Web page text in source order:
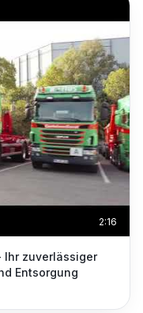
2:16
Ihr zuverlässiger
Entsorgung